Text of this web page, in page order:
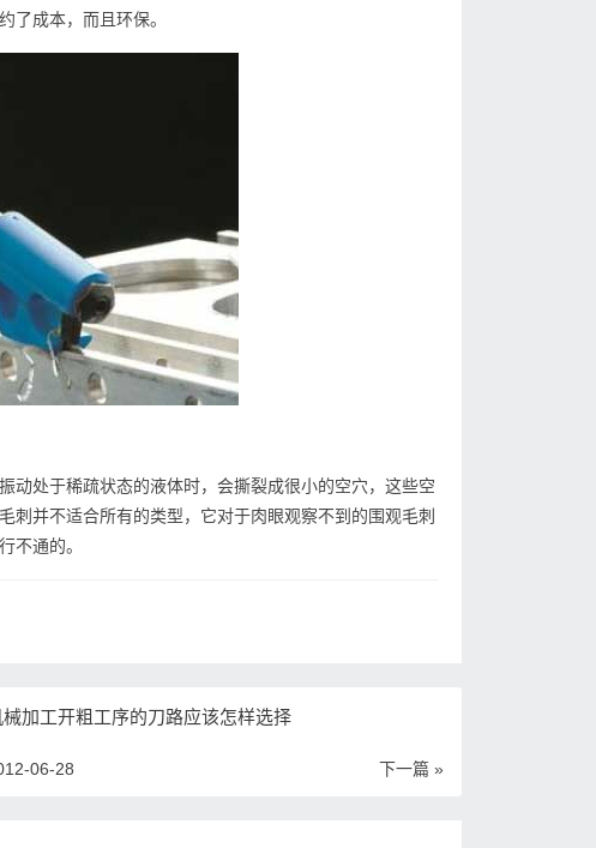
了成本，而且环保。
动处于稀疏状态的液体时，会撕裂成很小的空穴，这些空
刺并不适合所有的类型，它对于肉眼观察不到的围观毛刺
不通的。
械加工开粗工序的刀路应该怎样选择
下一篇 »
06-28